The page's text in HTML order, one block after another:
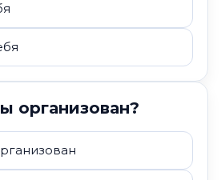
организован?